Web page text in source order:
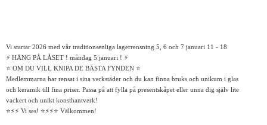
Vi startar 2026 med vår traditionsenliga lagerrensning 5, 6 och 7 januari 11 - 18
⚡️ HÄNG PÅ LÅSET ! måndag 5 januari ! ⚡️
⭐️ OM DU VILL KNIPA DE BÄSTA FYNDEN ⭐️
Medlemmarna har rensat i sina verkstäder och du kan finna bruks och unikum i glas
och keramik till fina priser. Passa på att fylla på presentskåpet eller unna dig själv lite
vackert och unikt konsthantverk!
⭐️⚡️⚡️ Vi ses! ⭐️⚡️⚡️⭐️ Välkommen!